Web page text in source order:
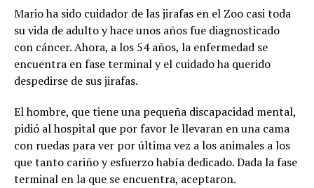
Mario ha sido cuidador de las jirafas en el Zoo casi toda
su vida de adulto y hace unos años fue diagnosticado
con cáncer. Ahora, a los 54 años, la enfermedad se
encuentra en fase terminal y el cuidado ha querido
despedirse de sus jirafas.
El hombre, que tiene una pequeña discapacidad mental,
pidió al hospital que por favor le llevaran en una cama
con ruedas para ver por última vez a los animales a los
que tanto cariño y esfuerzo había dedicado. Dada la fase
terminal en la que se encuentra, aceptaron.